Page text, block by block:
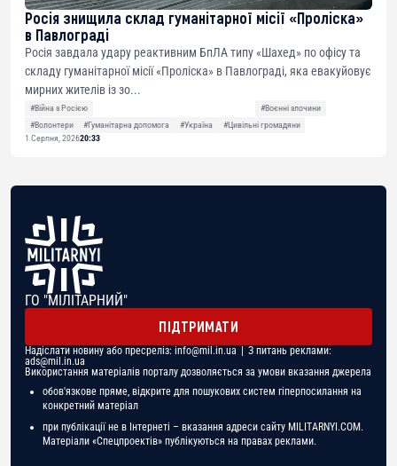
Росія знищила склад гуманітарної місії «Проліска»
в Павлограді
Росія завдала удару реактивним БпЛА типу «Шахед» по офісу та
складу гуманітарної місії «Проліска» в Павлограді, яка евакуйовує
мирних жителів із зо...
#Війна з Росією
#Воєнні злочини
#Волонтери
#Гуманітарна допомога #Україна
#Цивільні громадяни
1 Серпня, 202620:33
ГО "МІЛІТАРНИЙ"
ПІДТРИМАТИ
Надіслати новину або пресреліз: info@mil.in.ua | З питань реклами:
ads@mil.in.ua
Використання матеріалів порталу дозволяється за умови вказання джерела
обов'язкове пряме, відкрите для пошукових систем гіперпосилання на
конкретний матеріал
при публікації не в Інтернеті – вказання адреси сайту MILITARNYI.COM.
Матеріали «Спецпроектів» публікуються на правах реклами.